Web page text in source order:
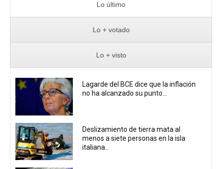
Lo último
Lo + votado
Lo + visto
Lagarde del BCE dice que la inflación
no ha alcanzado su punto...
Deslizamiento de tierra mata al
menos a siete personas en la isla
italiana...